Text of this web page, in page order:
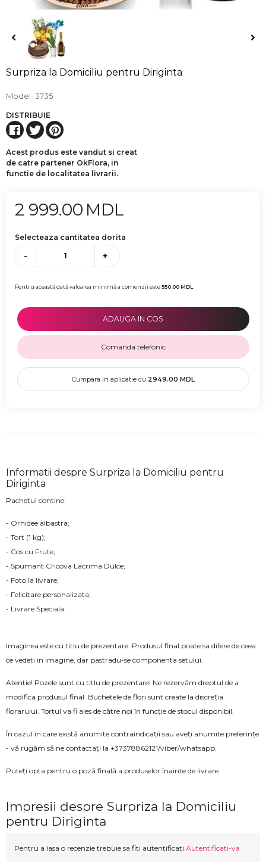
Surpriza la Domiciliu pentru Diriginta
Model 3735
DISTRIBUIE
Acest produs este vandut si creat
de catre partener OkFlora, in
functie de localitatea livrarii.
2 999.00 MDL
Selecteaza cantitatea dorita
- +
Pentru această dată valoarea minimă a comenzii este550.00MDL
ADAUGA IN COS
Comanda telefonic
Cumpara in aplicatie cu 2949.00 MDL
Informatii despre Surpriza la Domiciliu pentru
Diriginta
Pachetul contine:
- Orhidee albastra;
- Tort (1 kg);
- Cos cu Frute;
- Spumant Cricova Lacrima Dulce;
- Foto la livrare;
- Felicitare personalizata;
- Livrare Speciala.
Imaginea este cu titlu de prezentare. Produsul final poate sa difere de ceea
ce vedeti in imagine, dar pastradu-se componenta setului.
Atentie! Pozele sunt cu titlu de prezentare! Ne rezervăm dreptul de a
modifica produsul final. Buchetele de flori sunt create la discreția
florarului. Tortul va fi ales de către noi în funcție de stocul disponibil.
În cazul în care există anumite contraindicații sau aveți anumite preferințe
- vă rugăm să ne contactați la +37378862121/viber/whatsapp.
Puteți opta pentru o poză finală a produselor înainte de livrare.
Impresii despre Surpriza la Domiciliu
pentru Diriginta
Pentru a lasa o recenzie trebuie sa fiti autentificati Autentificati-va